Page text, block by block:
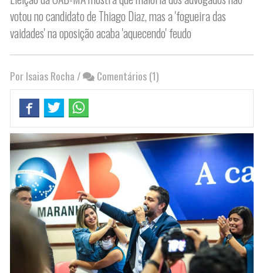
votou no candidato de Thiago Diaz, mas a 'fogueira das
vaidades' na oposição acaba 'aquecendo' feudo
Por Isaias Rocha / Comentários (1)